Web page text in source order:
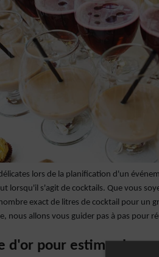
lors de la planification d'un
lorsqu'il s'agit de cocktails. Que vous
exact de litres de cocktail pour un
nous allons vous guider pas à pas pour
d'or pour estimer la